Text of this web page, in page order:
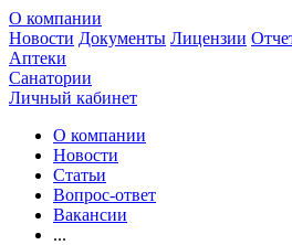
О компании
Новости Документы Лицензии
Аптеки
Санатории
Личный кабинет
О компании
Новости
Статьи
Вопрос-ответ
Вакансии
...